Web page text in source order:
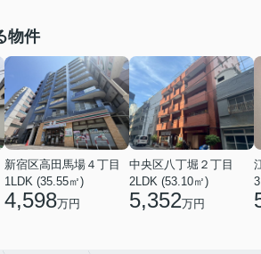
物件
新宿区高田馬場４丁目
1LDK (35.55㎡)
4,598万円
中央区八丁堀２丁目
2LDK (53.10㎡)
5,352万円